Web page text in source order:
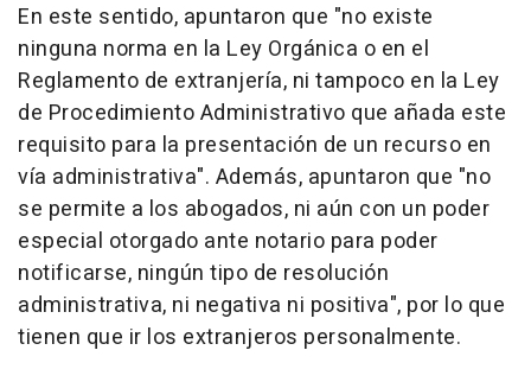
En este sentido, apuntaron que "no existe
ninguna norma en la Ley Orgánica o en el
Reglamento de extranjería, ni tampoco en la Ley
de Procedimiento Administrativo que añada este
requisito para la presentación de un recurso en
vía administrativa". Además, apuntaron que "no
se permite a los abogados, ni aún con un poder
especial otorgado ante notario para poder
notificarse, ningún tipo de resolución
administrativa, ni negativa ni positiva", por lo que
tienen que ir los extranjeros personalmente.